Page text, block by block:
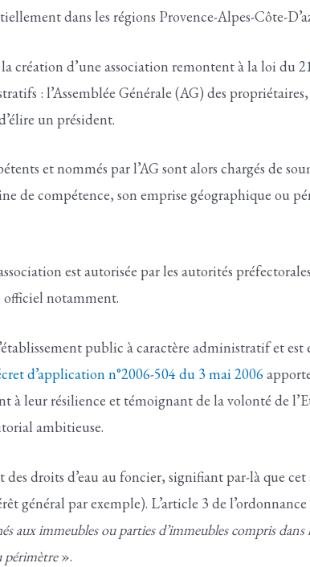
dans les régions Provence-Alpes-Côte-
création d’une association remontent à la loi du
: l’Assemblée Générale (AG) des
un président.
et nommés par l’AG sont alors chargés de
de compétence, son emprise géographique ou
est autorisée par les autorités
notamment.
public à caractère administratif et
d’application n°2006-504 du 3 mai 2006
à leur résilience et témoignant de la volonté de
ambitieuse.
des droits d’eau au foncier, signifiant par-là que
général par exemple). L’article 3 de
aux immeubles ou parties d’immeubles compris
périmètre».